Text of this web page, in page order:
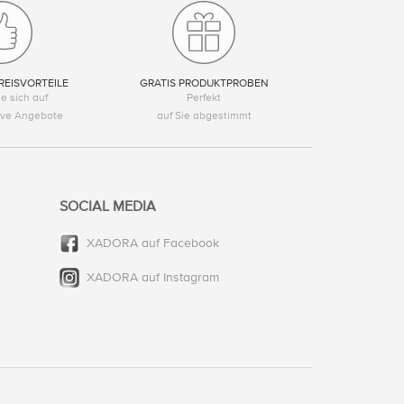
sich auf
Angebote
GRATIS PRODUKTPROBEN
Perfekt
auf Sie abgestimmt
SOCIAL MEDIA
XADORA auf Facebook
XADORA auf Instagram